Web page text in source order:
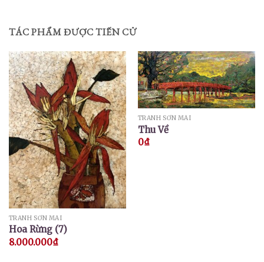
TÁC PHẨM ĐƯỢC TIẾN CỬ
TRANH SƠN MÀI
Hoa Rừng (7)
8.000.000₫
TRANH SƠN MÀI
Thu Về
0₫